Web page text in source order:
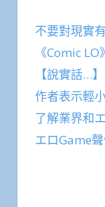
不要對現實
《Comic
【說實話…
作者表示輕
了解業界和
エロGame